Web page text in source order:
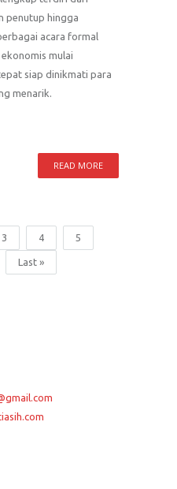
penutup hingga
acara formal
mulai
siap dinikmati para
menarik.
READ MORE
3 4 5
Last »